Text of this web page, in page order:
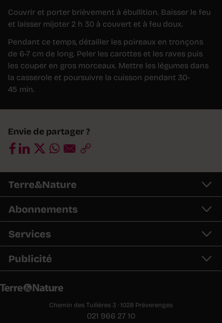
Couvrir et porter brièvement à ébullition. Baisser le feu
et laisser mijoter 2 h 30 à couvert et à feu doux.
Pendant ce temps, détailler les poireaux en tronçons
de 6-7 cm de long. Peler les carottes et les raves puis
les couper en gros morceaux. Mettre les légumes dans
la casserole et poursuivre la cuisson pendant 30-
45 min.
Envie de partager ?
Terre&Nature
Abonnements
Services
Publicité
Chemin des Tuilières 3 · 1028 Préverenges
021 966 27 10